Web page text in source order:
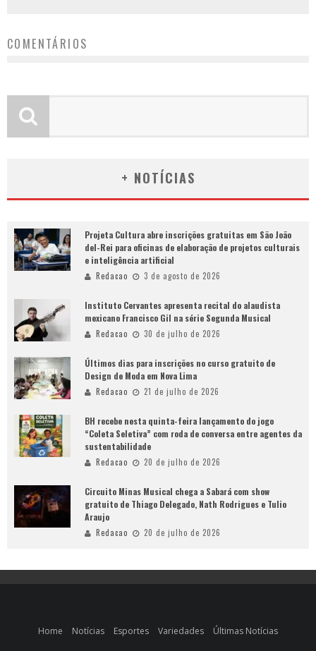
COMENTÁRIOS
+ NOTÍCIAS
Projeta Cultura abre inscrições gratuitas em São João
del-Rei para oficinas de elaboração de projetos culturais
e inteligência artificial
Redacao 3 de agosto de 2026
Instituto Cervantes apresenta recital do alaudista
mexicano Francisco Gil na série Segunda Musical
Redacao 30 de julho de 2026
Últimos dias para inscrições no curso gratuito de
Design de Moda em Nova Lima
Redacao 21 de julho de 2026
BH recebe nesta quinta-feira lançamento do jogo
“Coleta Seletiva” com roda de conversa entre agentes da
sustentabilidade
Redacao 20 de julho de 2026
Circuito Minas Musical chega a Sabará com show
gratuito de Thiago Delegado, Nath Rodrigues e Tulio
Araujo
Redacao 20 de julho de 2026
Home Notícias Esportes Variedades Últimas Notícias